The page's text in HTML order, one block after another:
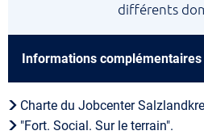
différents
Informations complémentaires
Charte du Jobcenter
"Fort. Social. Sur le terrain".